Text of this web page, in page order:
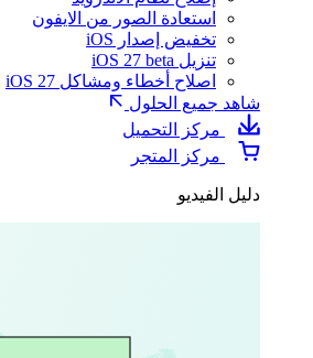
استعادة الصور من الايفون
تخفيض إصدار iOS
تنزيل iOS 27 beta
اصلاح أخطاء ومشاكل iOS 27
شاهد جميع الحلول
مركز التحميل
مركز المتجر
دليل الفيديو